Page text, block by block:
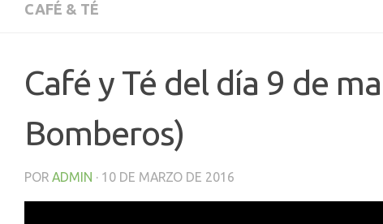
CAFÉ & TÉ
Café y Té del día 9 de
Bomberos)
POR ADMIN · 10 DE MARZO DE 2016